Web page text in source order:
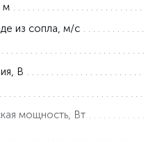
м
из сопла, м/с
В
мощность, Вт